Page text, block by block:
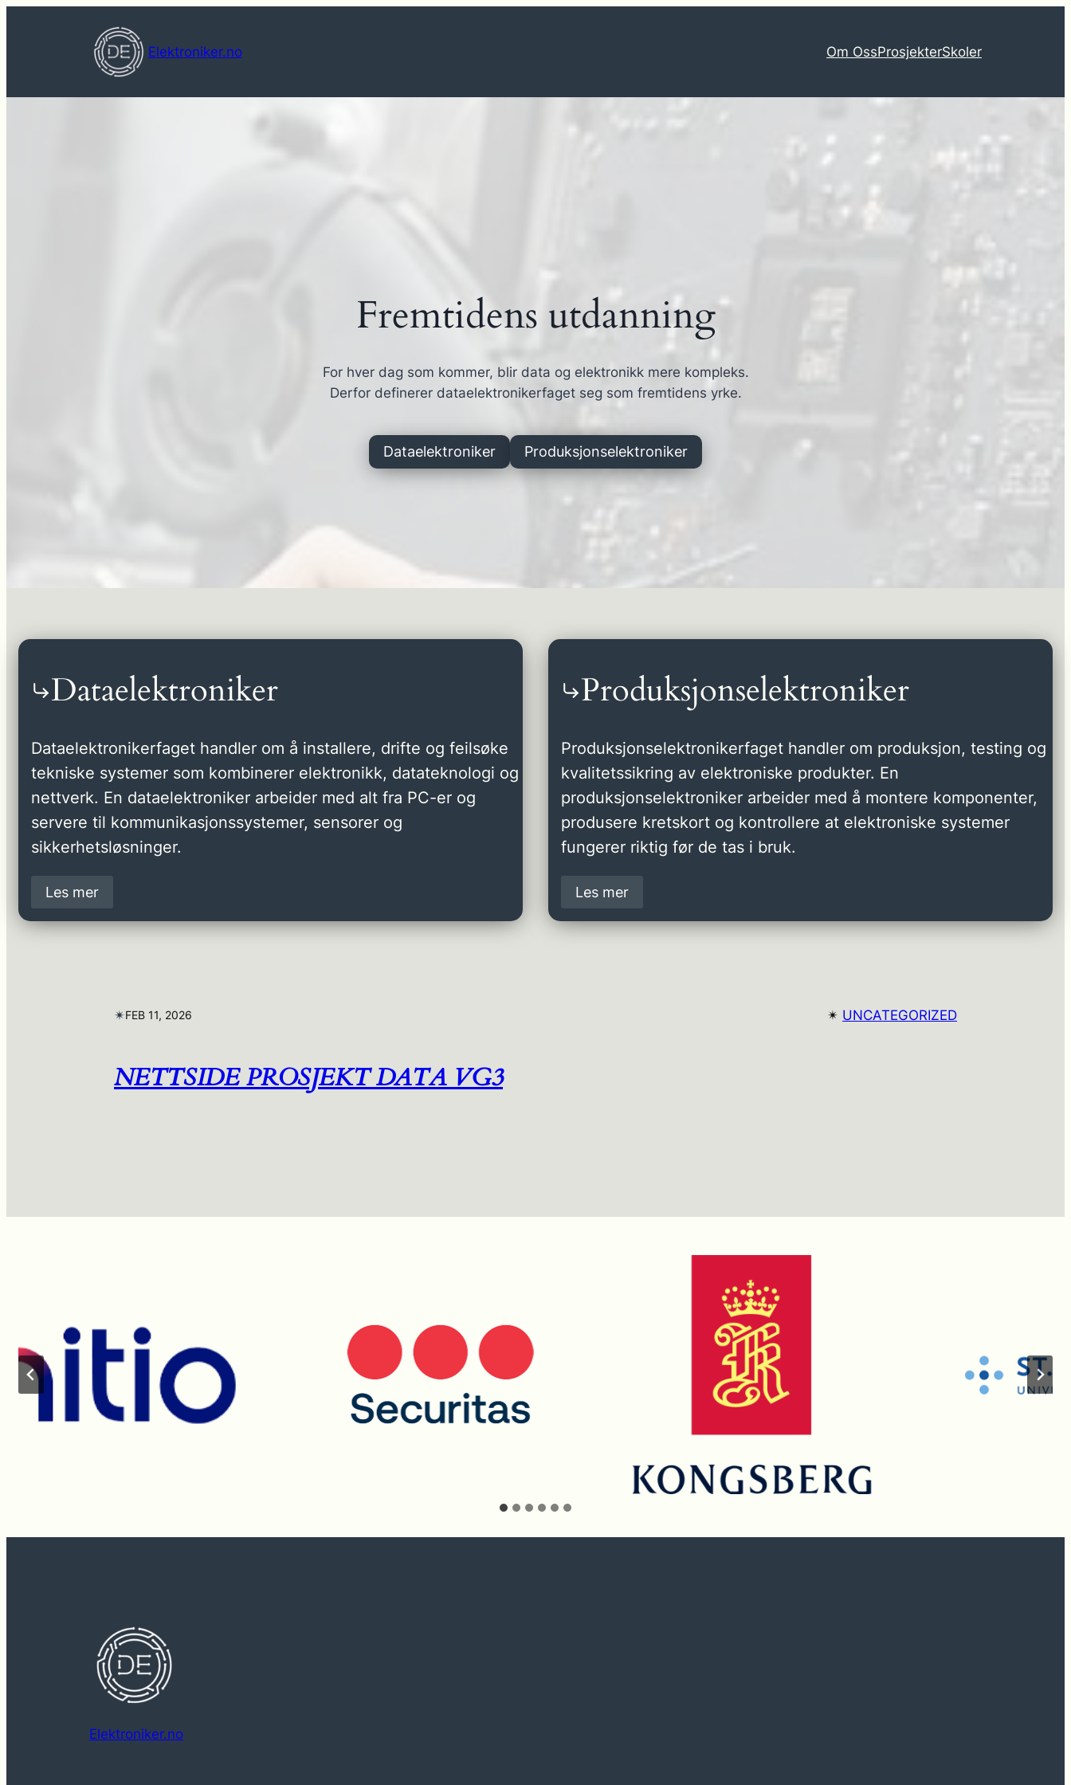
Elektroniker.no Om OssProsjekterSkoler
Fremtidens utdanning
For hver dag som kommer, blir data og elektronikk mere kompleks.
Derfor definerer dataelektronikerfaget seg som fremtidens yrke.
Dataelektroniker Produksjonselektroniker
Dataelektroniker
Dataelektronikerfaget handler om å installere, drifte og feilsøke
tekniske systemer som kombinerer elektronikk, datateknologi og
nettverk. En dataelektroniker arbeider med alt fra PC-er og
servere til kommunikasjonssystemer, sensorer og
sikkerhetsløsninger.
Les mer
Produksjonselektroniker
Produksjonselektronikerfaget handler om produksjon, testing og
kvalitetssikring av elektroniske produkter. En
produksjonselektroniker arbeider med å montere komponenter,
produsere kretskort og kontrollere at elektroniske systemer
fungerer riktig før de tas i bruk.
Les mer
✴︎FEB 11, 2026 ✴︎ UNCATEGORIZED
NETTSIDE PROSJEKT DATA VG3
Elektroniker.no